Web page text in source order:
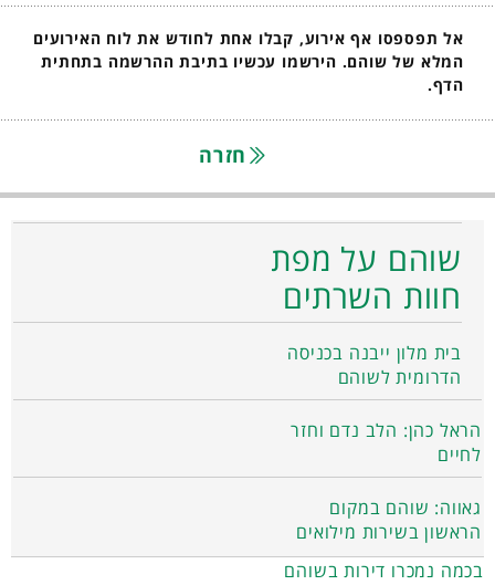
אל תפספסו אף אירוע, קבלו אחת לחודש את לוח האירועים
המלא של שוהם. הירשמו עכשיו בתיבת ההרשמה בתחתית
הדף.
חזרה
שוהם על מפת
חוות השרתים
בית מלון ייבנה בכניסה
הדרומית לשוהם
הראל כהן: הלב נדם וחזר
לחיים
גאווה: שוהם במקום
הראשון בשירות מילואים
בכמה נמכרו דירות בשוהם